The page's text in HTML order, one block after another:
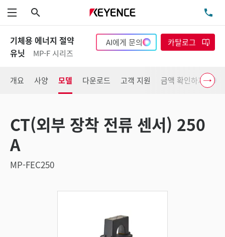
메뉴
기체용 에너지 절약
유닛
MP-F 시리즈
AI에게 문의 카탈로그
개요 사양 모델 다운로드 고객 지원 금액 확인하기
CT(외부 장착 전류 센서) 250
A
MP-FEC250